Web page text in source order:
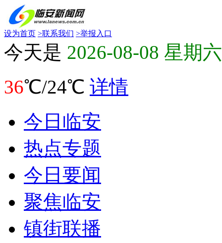
设为首页 >联系我们 >举报入口
今天是 2026-08-08 星期六
36℃/24℃ 详情
今日临安
热点专题
今日要闻
聚焦临安
镇街联播